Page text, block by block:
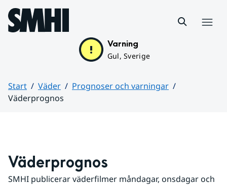
Hoppa till sidans innehåll
Varning
Gul, Sverige
Start Väder
Prognoser och varningar
Väderprognos
Väderprognos
SMHI publicerar väderfilmer måndagar, onsdagar och